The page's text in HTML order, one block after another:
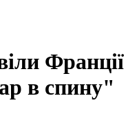
Франції
в спину"